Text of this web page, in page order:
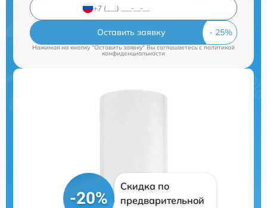
Оставить заявку
Нажимая на кнопку "Оставить заявку" Вы соглашаетесь cполитикой
конфиденциальности
-20%
Скидка по
предварительной